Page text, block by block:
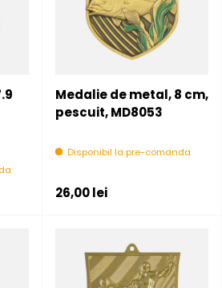
Medalie de metal, 8 cm,
pescuit, MD8053
Disponibil la pre-comanda
Pret initial
26,00 lei